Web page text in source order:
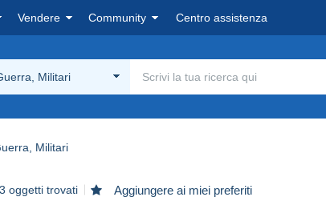
Vendere Community Centro assistenza
Militari
Militari
oggetti trovati Aggiungere ai miei preferiti